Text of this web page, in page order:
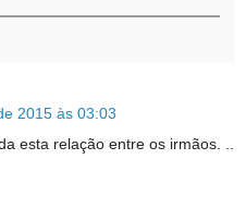
2015 às 03:03
esta relação entre os irmãos. ..